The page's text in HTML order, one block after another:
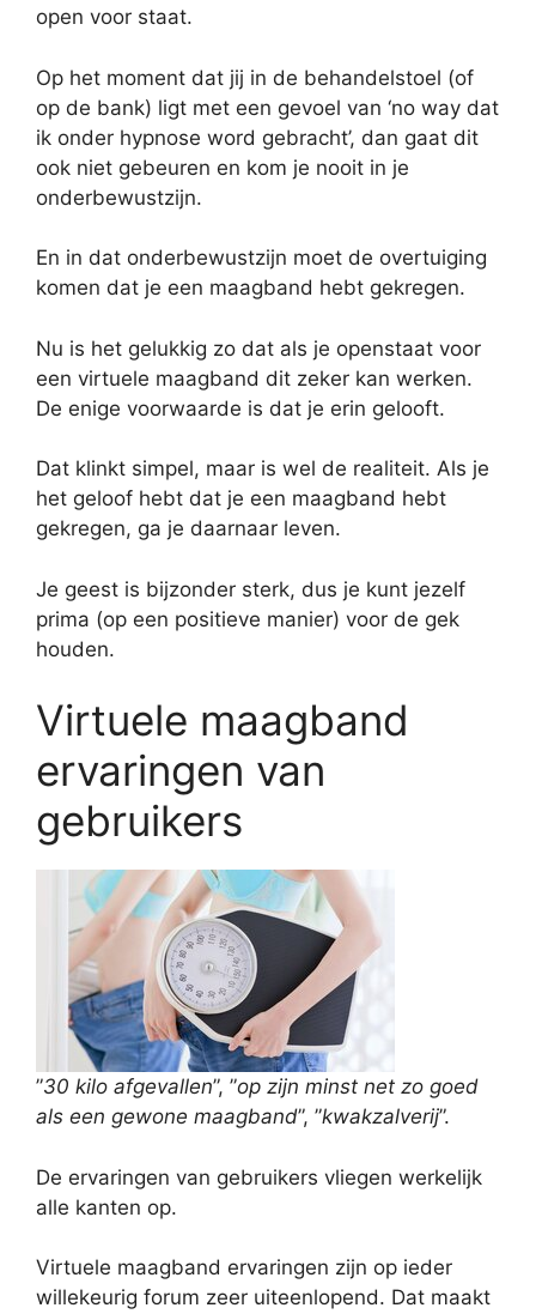
open voor staat.
Op het moment dat jij in de behandelstoel (of
op de bank) ligt met een gevoel van ‘no way dat
ik onder hypnose word gebracht’, dan gaat dit
ook niet gebeuren en kom je nooit in je
onderbewustzijn.
En in dat onderbewustzijn moet de overtuiging
komen dat je een maagband hebt gekregen.
Nu is het gelukkig zo dat als je openstaat voor
een virtuele maagband dit zeker kan werken.
De enige voorwaarde is dat je erin gelooft.
Dat klinkt simpel, maar is wel de realiteit. Als je
het geloof hebt dat je een maagband hebt
gekregen, ga je daarnaar leven.
Je geest is bijzonder sterk, dus je kunt jezelf
prima (op een positieve manier) voor de gek
houden.
Virtuele maagband
ervaringen van
gebruikers
”30 kilo afgevallen”, ”op zijn minst net zo goed
als een gewone maagband”, ”kwakzalverij”.
De ervaringen van gebruikers vliegen werkelijk
alle kanten op.
Virtuele maagband ervaringen zijn op ieder
willekeurig forum zeer uiteenlopend. Dat maakt